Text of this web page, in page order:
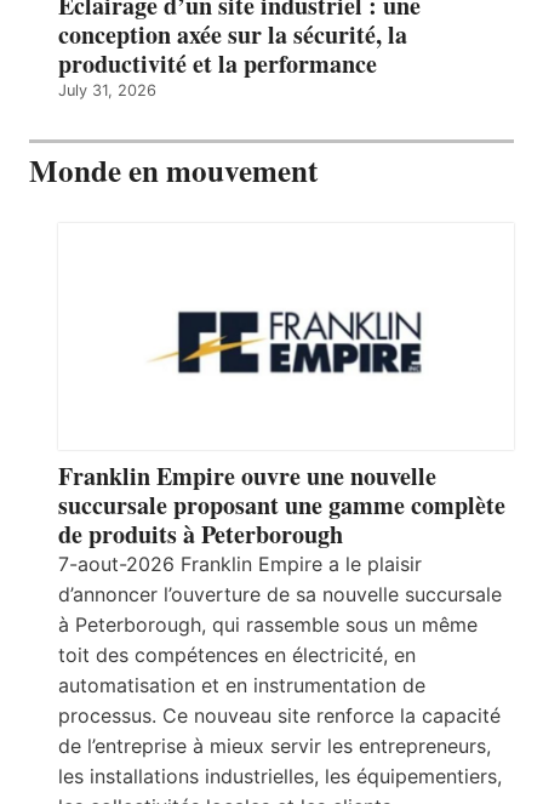
conception axée sur la sécurité, la
productivité et la performance
July 31, 2026
Monde en mouvement
Franklin Empire ouvre une nouvelle
succursale proposant une gamme complète
de produits à Peterborough
7-aout-2026 Franklin Empire a le plaisir
d’annoncer l’ouverture de sa nouvelle succursale
à Peterborough, qui rassemble sous un même
toit des compétences en électricité, en
automatisation et en instrumentation de
processus. Ce nouveau site renforce la capacité
de l’entreprise à mieux servir les entrepreneurs,
les installations industrielles, les équipementiers,